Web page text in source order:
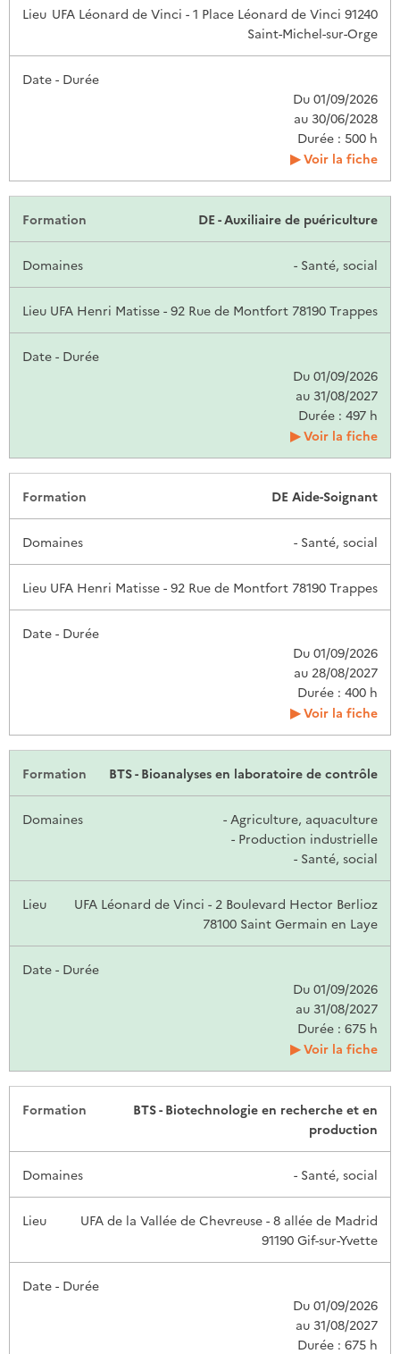
UFA Léonard de Vinci - 1 Place Léonard de Vinci 91240
Saint-Michel-sur-Orge
Du 01/09/2026
au 30/06/2028
Durée : 500 h
Voir la fiche
DE - Auxiliaire de puériculture
- Santé, social
UFA Henri Matisse - 92 Rue de Montfort 78190 Trappes
Du 01/09/2026
au 31/08/2027
Durée : 497 h
Voir la fiche
DE Aide-Soignant
- Santé, social
UFA Henri Matisse - 92 Rue de Montfort 78190 Trappes
Du 01/09/2026
au 28/08/2027
Durée : 400 h
Voir la fiche
BTS - Bioanalyses en laboratoire de contrôle
- Agriculture, aquaculture
- Production industrielle
- Santé, social
UFA Léonard de Vinci - 2 Boulevard Hector Berlioz
78100 Saint Germain en Laye
Du 01/09/2026
au 31/08/2027
Durée : 675 h
Voir la fiche
BTS - Biotechnologie en recherche et en
production
- Santé, social
UFA de la Vallée de Chevreuse - 8 allée de Madrid
91190 Gif-sur-Yvette
Du 01/09/2026
au 31/08/2027
Durée : 675 h